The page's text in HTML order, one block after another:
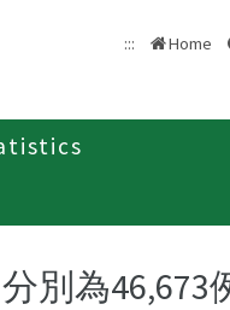
::: Home
別為46,673